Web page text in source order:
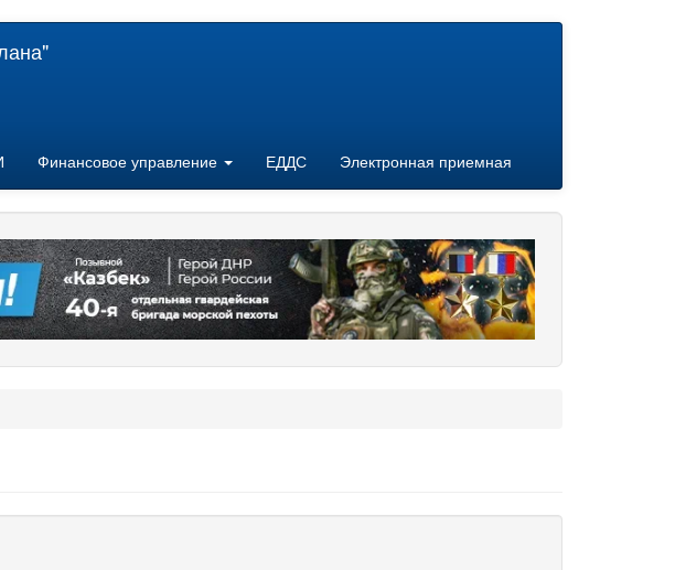
Финансовое управление ЕДДС Электронная приемная